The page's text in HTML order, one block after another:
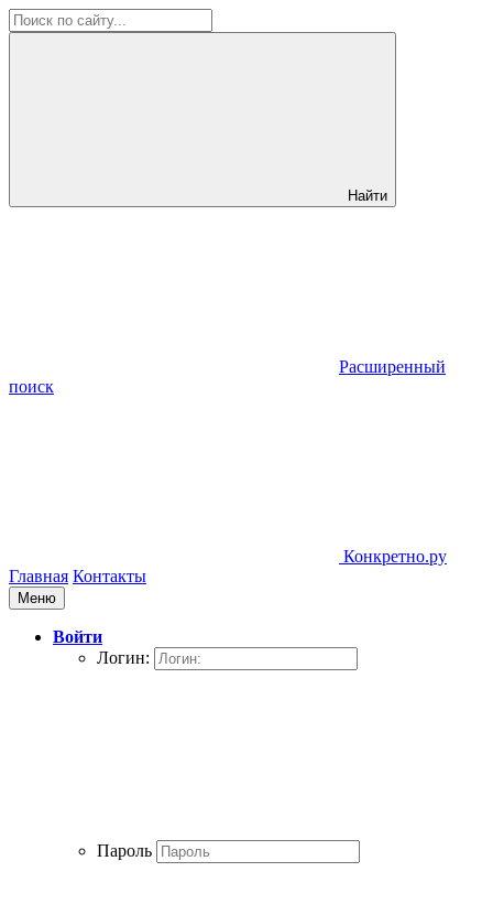
Найти
Расширенный
поиск
Конкретно.ру
Главная Контакты
Меню
Войти
Логин:
Пароль